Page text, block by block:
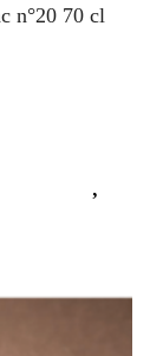
n°20 70 cl